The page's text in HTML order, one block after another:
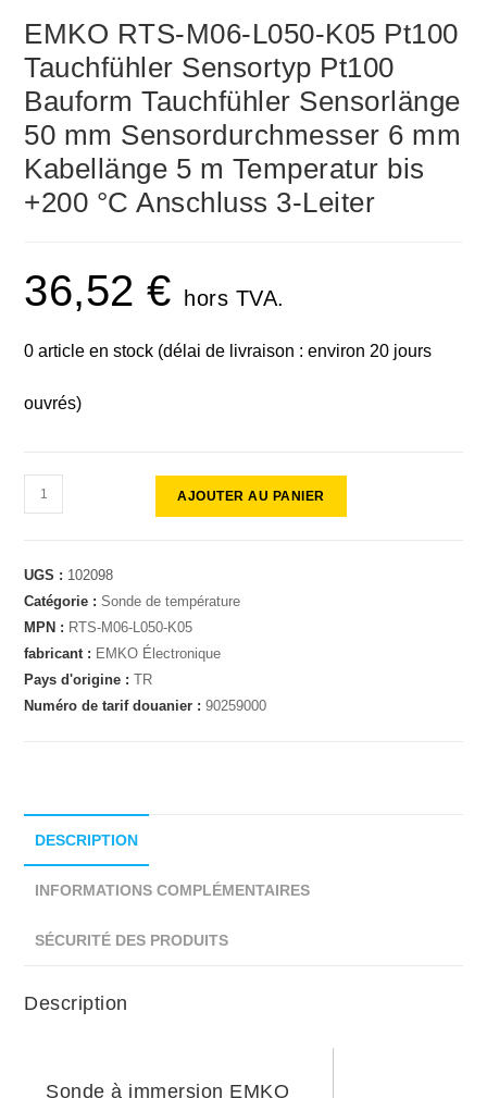
EMKO RTS-M06-L050-K05 Pt100
Tauchfühler Sensortyp Pt100
Bauform Tauchfühler Sensorlänge
50 mm Sensordurchmesser 6 mm
Kabellänge 5 m Temperatur bis
+200 °C Anschluss 3-Leiter
36,52€ hors TVA.
0 article en stock (délai de livraison : environ 20 jours
ouvrés)
AJOUTER AU PANIER
UGS : 102098
Catégorie :Sonde de température
MPN : RTS-M06-L050-K05
fabricant : EMKO Électronique
Pays d'origine :TR
Numéro de tarif douanier :90259000
DESCRIPTION
INFORMATIONS COMPLÉMENTAIRES
SÉCURITÉ DES PRODUITS
Description
Sonde à immersion EMKO